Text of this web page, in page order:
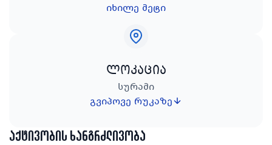
იხილე მეტი
ლოკაცია
სურამი
გვიპოვე რუკაზე
აქტივობის ხანგრძლივობა